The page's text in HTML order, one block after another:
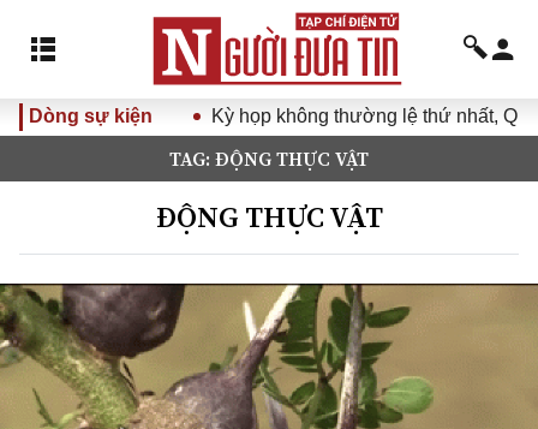
Dòng sự kiện Kỳ họp không thường lệ thứ nhất, Quốc
TAG: ĐỘNG THỰC VẬT
ĐỘNG THỰC VẬT